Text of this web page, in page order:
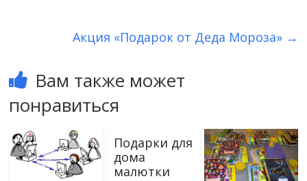
Акция «Подарок от Деда Мороза» →
Вам также может
понравиться
Подарки для
дома
малютки